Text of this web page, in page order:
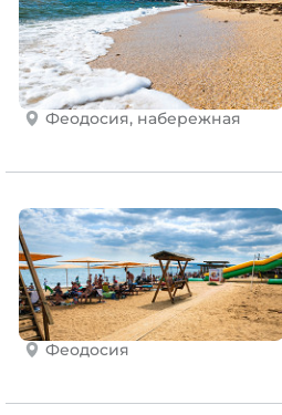
Феодосия, набережная
Феодосия